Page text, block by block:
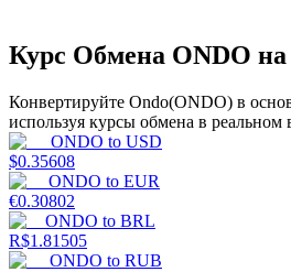
Стейкинг
Высокая прибыль и
Курс Обмена ONDO
Конвертируйте Ondo(ONDO) в
используя курсы обмена в реальном
ONDO to USD
$0.35608
ONDO to EUR
€0.30802
ONDO to BRL
R$1.81505
ONDO to RUB